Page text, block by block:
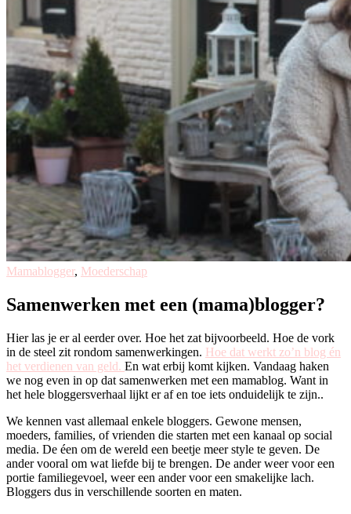
Mamablogger, Moederschap
Samenwerken met een (mama)blogger?
Hier las je er al eerder over. Hoe het zat bijvoorbeeld. Hoe de vork
in de steel zit rondom samenwerkingen. Hoe dat werkt zo’n blog én
het verdienen van geld. En wat erbij komt kijken. Vandaag haken
we nog even in op dat samenwerken met een mamablog. Want in
het hele bloggersverhaal lijkt er af en toe iets onduidelijk te zijn..
We kennen vast allemaal enkele bloggers. Gewone mensen,
moeders, families, of vrienden die starten met een kanaal op social
media. De éen om de wereld een beetje meer style te geven. De
ander vooral om wat liefde bij te brengen. De ander weer voor een
portie familiegevoel, weer een ander voor een smakelijke lach.
Bloggers dus in verschillende soorten en maten.